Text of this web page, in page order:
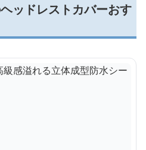
ッドレストカバーおす